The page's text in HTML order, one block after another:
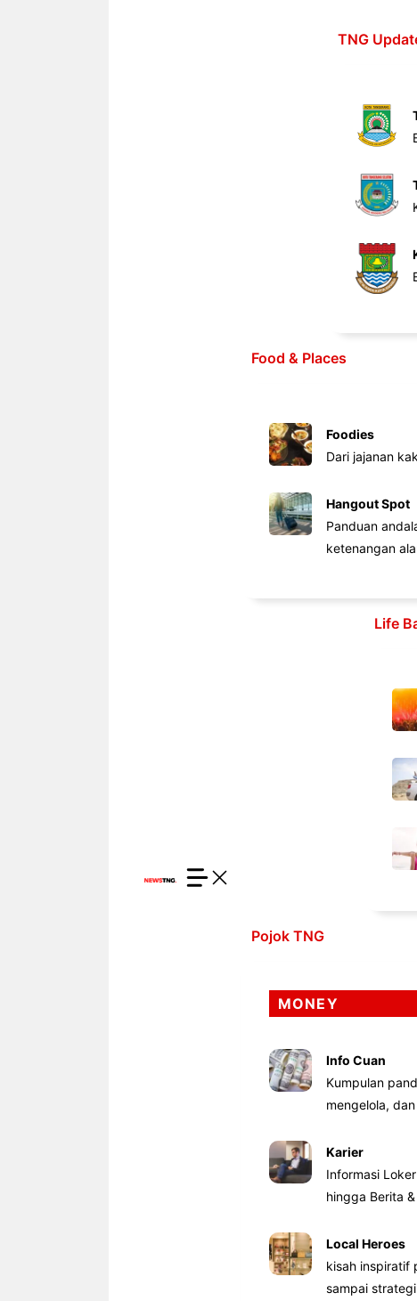
TNG
Food & Places
Foodies
Dari jajanan
Hangout Spot
Panduan
ketenangan
Life
Pojok TNG
MONEY
Info Cuan
Kumpulan
mengelola,
Karier
Informasi
hingga Berita
Local Heroes
kisah inspiratif
sampai